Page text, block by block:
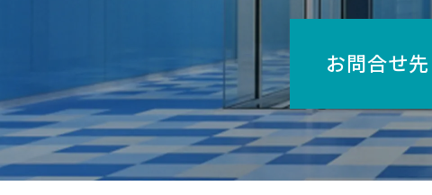
お問合せ先